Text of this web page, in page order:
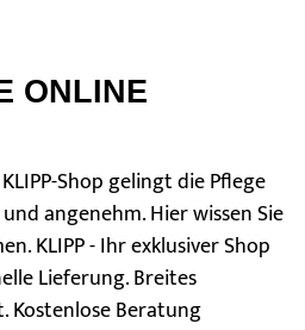
ONLINE
Shop gelingt die Pflege
angenehm. Hier wissen Sie
KLIPP - Ihr exklusiver Shop
Lieferung. Breites
Kostenlose Beratung